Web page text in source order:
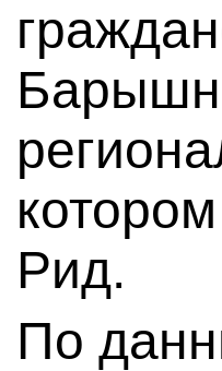
Рид.
По